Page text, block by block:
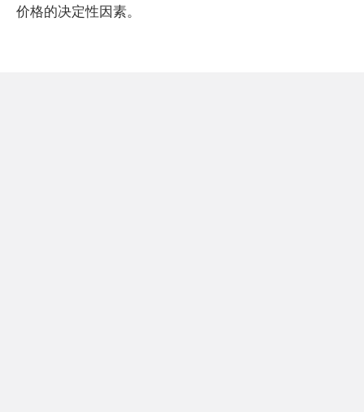
价格的决定性因素。